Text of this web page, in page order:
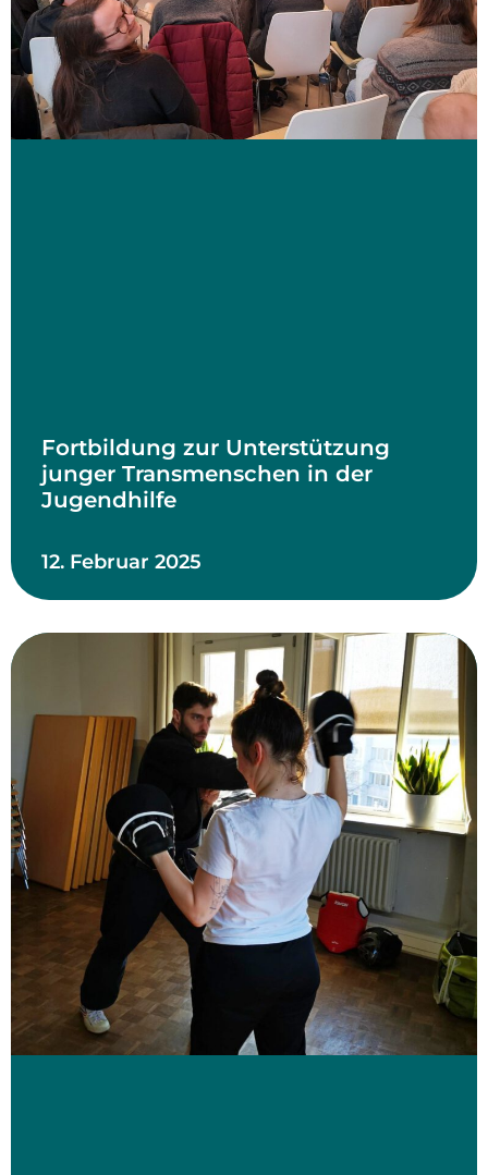
Fortbildung zur Unterstützung
junger Transmenschen in der
Jugendhilfe
12. Februar 2025